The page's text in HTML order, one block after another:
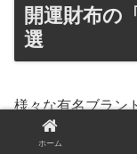
開運財布の
選
様々な有名ブラン
が、
ホーム